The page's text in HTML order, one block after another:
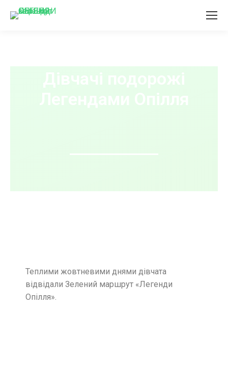
Легендами Опілля
Теплими жовтневими днями дівчата
відвідали Зелений маршрут «Легенди
Опілля».